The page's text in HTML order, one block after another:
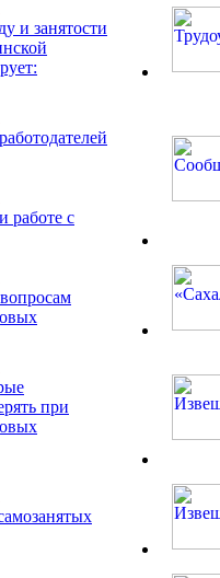
и занятости
работе с
при